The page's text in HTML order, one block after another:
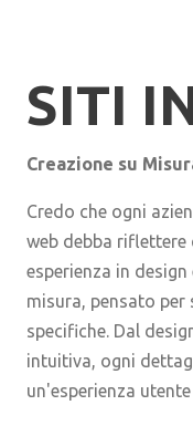
SITI
Creazione su
Credo che ogni
web debba
esperienza in
misura, pensato per
specifiche. Dal
intuitiva, ogni
un'esperienza